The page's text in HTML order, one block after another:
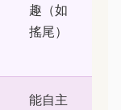
趣（如
搖尾）
能自主